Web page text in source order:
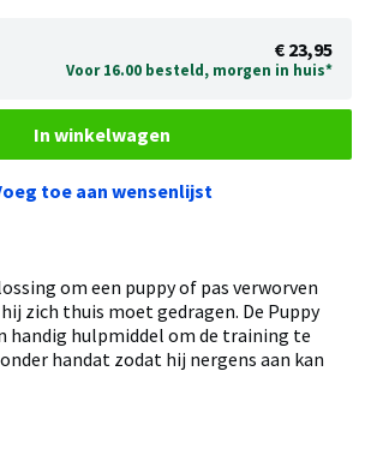
€ 23,95
Voor 16.00 besteld, morgen in huis*
In winkelwagen
toe aan wensenlijst
om een puppy of pas verworven
zich thuis moet gedragen. De Puppy
handig hulpmiddel om de training te
handat zodat hij nergens aan kan